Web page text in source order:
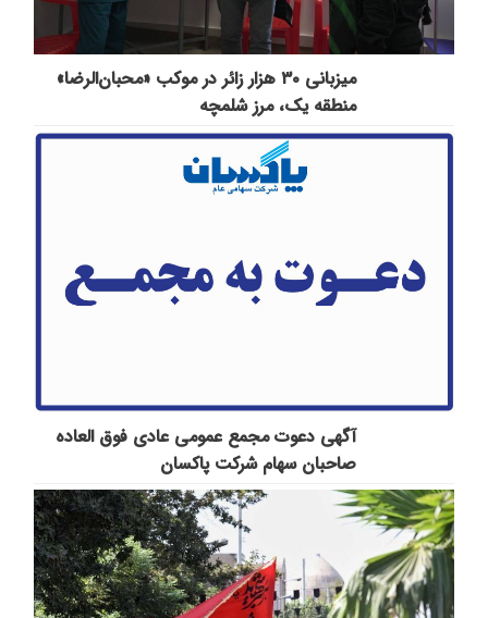
میزبانی ۳۰ هزار زائر در موکب «محبان‌الرضا»
منطقه یک، مرز شلمچه
آگهی دعوت مجمع عمومی عادی فوق العاده
صاحبان سهام شرکت پاكسان